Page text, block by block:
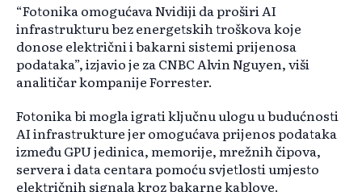
“Fotonika omogućava Nvidiji da proširi AI
infrastrukturu bez energetskih troškova koje
donose električni i bakarni sistemi prijenosa
podataka”, izjavio je za CNBC Alvin Nguyen, viši
analitičar kompanije Forrester.
Fotonika bi mogla igrati ključnu ulogu u budućnosti
AI infrastrukture jer omogućava prijenos podataka
između GPU jedinica, memorije, mrežnih čipova,
servera i data centara pomoću svjetlosti umjesto
električnih signala kroz bakarne kablove.